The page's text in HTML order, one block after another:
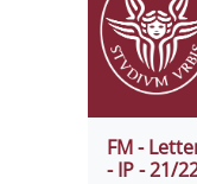
FM -
- IP - 21/